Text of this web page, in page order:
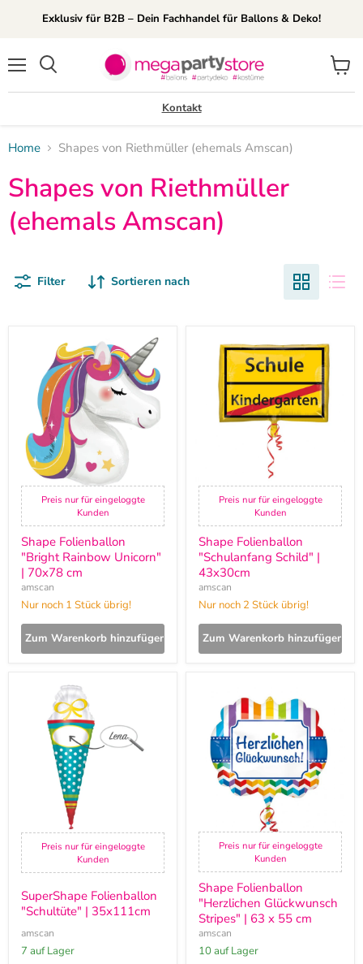
Exklusiv für B2B – Dein Fachhandel für Ballons & Deko!
Kontakt
Home Shapes von Riethmüller (ehemals Amscan)
Shapes von Riethmüller
(ehemals Amscan)
Filter Sortieren nach
Folienballon
"Bright
Rainbow
Unicorn"
70x78
cm
Preis nur für eingeloggte
Kunden
Shape Folienballon
"Bright Rainbow Unicorn"
| 70x78 cm
amscan
Nur noch 1 Stück übrig!
Zum Warenkorb hinzufügen
Shape
Folienballon
"Schulanfang
Schild"
43x30cm
Preis nur für eingeloggte
Kunden
Shape Folienballon
"Schulanfang Schild" |
43x30cm
amscan
Nur noch 2 Stück übrig!
Zum Warenkorb hinzufügen
SuperShape
Folienballon
"Schultüte"
35x111cm
Preis nur für eingeloggte
Kunden
SuperShape Folienballon
"Schultüte" | 35x111cm
amscan
7 auf Lager
Folienballon
"Herzlichen
Glückwunsch
Stripes"
Preis nur für eingeloggte
Kunden
Shape Folienballon
"Herzlichen Glückwunsch
Stripes" | 63 x 55 cm
amscan
10 auf Lager